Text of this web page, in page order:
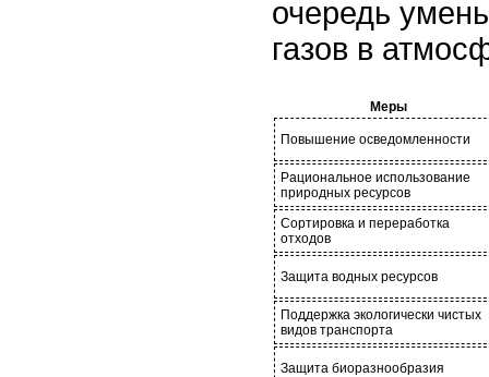
очередь
газов в
Меры
Повышение осведомленности
Рациональное использование
природных ресурсов
Сортировка и переработка
отходов
Защита водных ресурсов
Поддержка экологически чистых
видов транспорта
Защита биоразнообразия